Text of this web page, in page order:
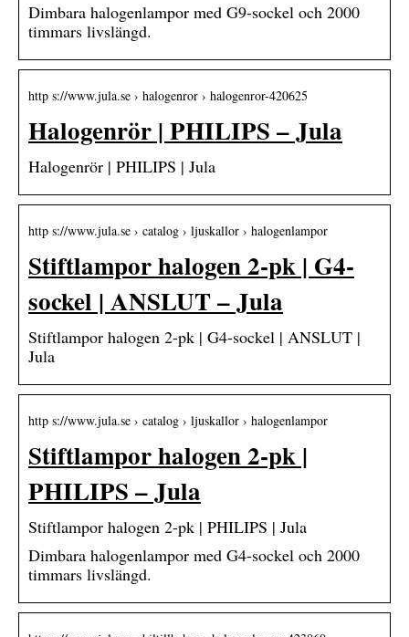
Dimbara halogenlampor med G9-sockel och 2000
timmars livslängd.
http s://www.jula.se › halogenror › halogenror-420625
Halogenrör | PHILIPS – Jula
Halogenrör | PHILIPS | Jula
http s://www.jula.se › catalog › ljuskallor › halogenlampor
Stiftlampor halogen 2-pk | G4-
sockel | ANSLUT – Jula
Stiftlampor halogen 2-pk | G4-sockel | ANSLUT |
Jula
http s://www.jula.se › catalog › ljuskallor › halogenlampor
Stiftlampor halogen 2-pk |
PHILIPS – Jula
Stiftlampor halogen 2-pk | PHILIPS | Jula
Dimbara halogenlampor med G4-sockel och 2000
timmars livslängd.